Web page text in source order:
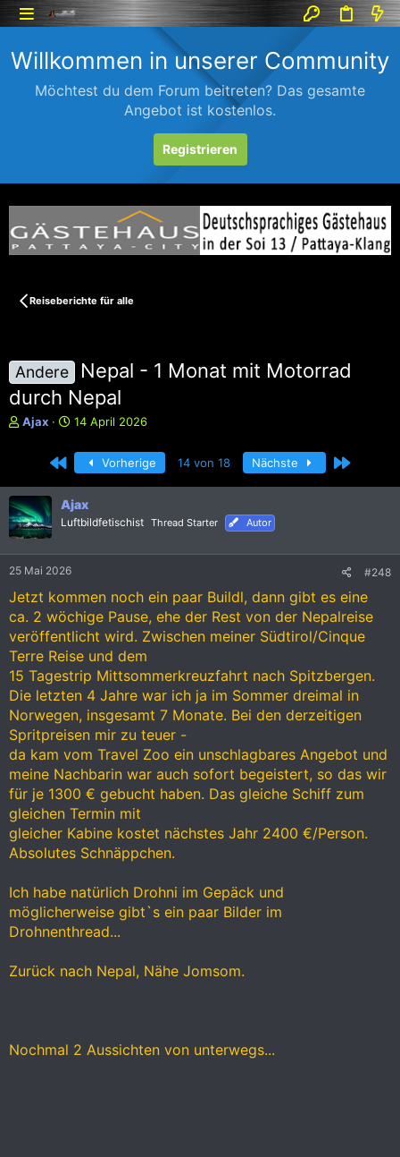
Willkommen in unserer Community
Möchtest du dem Forum beitreten? Das gesamte
Angebot ist kostenlos.
Registrieren
Reiseberichte für alle
Andere
Nepal - 1 Monat mit Motorrad
durch Nepal
E
e
l
l
e
Ajax
E
s
t
e
l
l
14 April 2026
Erste Vorherige 14 von 18 Nächste Letzte
Ajax
Luftbildfetischist Thread Starter Autor
25 Mai 2026 #248
Jetzt kommen noch ein paar Buildl, dann gibt es eine
ca. 2 wöchige Pause, ehe der Rest von der Nepalreise
veröffentlicht wird. Zwischen meiner Südtirol/Cinque
Terre Reise und dem
15 Tagestrip Mittsommerkreuzfahrt nach Spitzbergen.
Die letzten 4 Jahre war ich ja im Sommer dreimal in
Norwegen, insgesamt 7 Monate. Bei den derzeitigen
Spritpreisen mir zu teuer -
da kam vom Travel Zoo ein unschlagbares Angebot und
meine Nachbarin war auch sofort begeistert, so das wir
für je 1300 € gebucht haben. Das gleiche Schiff zum
gleichen Termin mit
gleicher Kabine kostet nächstes Jahr 2400 €/Person.
Absolutes Schnäppchen.
Ich habe natürlich Drohni im Gepäck und
möglicherweise gibt`s ein paar Bilder im
Drohnenthread...
Zurück nach Nepal, Nähe Jomsom.
Nochmal 2 Aussichten von unterwegs...